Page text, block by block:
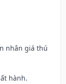
nhân giá thú
hành.